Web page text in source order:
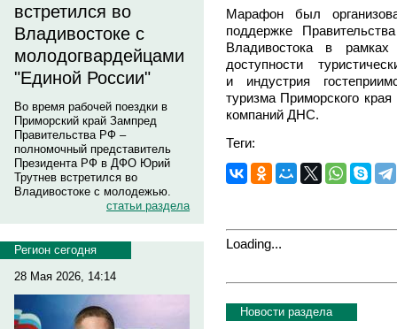
встретился во
Владивостоке с
молодогвардейцами
"Единой России"
Во время рабочей поездки в
Приморский край Зампред
Правительства РФ –
полномочный представитель
Президента РФ в ДФО Юрий
Трутнев встретился во
Владивостоке с молодежью.
статьи раздела
Регион сегодня
28 Мая 2026, 14:14
Марафон был
поддержке
Владивостока в
доступности
и индустрия
туризма Приморского
компаний ДНС.
Теги:
Loading...
Новости раздела